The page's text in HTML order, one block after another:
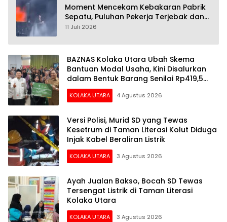
Moment Mencekam Kebakaran Pabrik
Sepatu, Puluhan Pekerja Terjebak dan
28 Orang Tewas
11 Juli 2026
BAZNAS Kolaka Utara Ubah Skema
Bantuan Modal Usaha, Kini Disalurkan
dalam Bentuk Barang Senilai Rp419,5
Juta
KOLAKA UTARA 4 Agustus 2026
Versi Polisi, Murid SD yang Tewas
Kesetrum di Taman Literasi Kolut Diduga
Injak Kabel Beraliran Listrik
KOLAKA UTARA 3 Agustus 2026
Ayah Jualan Bakso, Bocah SD Tewas
Tersengat Listrik di Taman Literasi
Kolaka Utara
KOLAKA UTARA 3 Agustus 2026